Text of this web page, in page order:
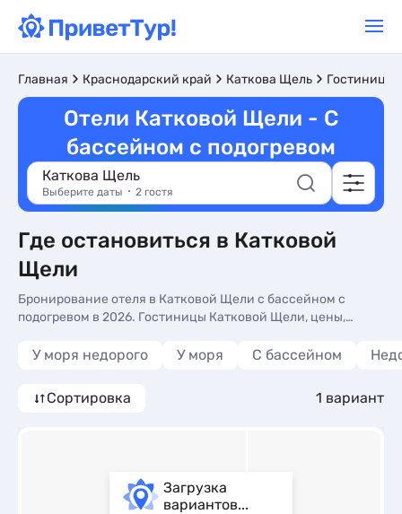
Главная Краснодарский край Каткова Щель Гостиницы
Отели Катковой Щели - С
бассейном с подогревом
Каткова Щель
Выберите даты 2 гостя
Где остановиться в Катковой
Щели
Бронирование отеля в Катковой Щели с бассейном с
подогревом в 2026. Гостиницы Катковой Щели, цены,
У моря недорого У моря С бассейном
Сортировка 1 вариант
Загрузка
вариантов...